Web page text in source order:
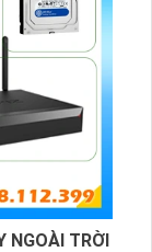
NGOÀI TRỜI